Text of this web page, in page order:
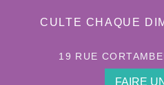
CULTE CHAQUE
19 RUE
FAIRE